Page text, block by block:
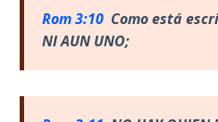
Through
Timeless
Mountains
Biblical
Money:
Rom 3:10 Como está
NI AUN UNO;